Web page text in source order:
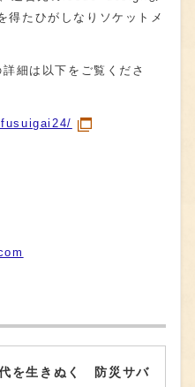
得たひがしなりソケットメ
細は以下をご覧くださ
を生きぬく 防災サバ